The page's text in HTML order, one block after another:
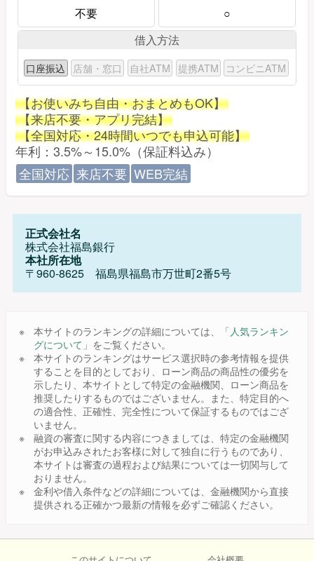
不要
○
借入方法
口座振込 店舗・窓口 自社ATM 提携ATM コンビニATM
【お使いみち自由・おまとめもOK】
【来店不要・アプリ完結】
【全国対応・24時間いつでも申込可能】
年利：3.5%～15.0%（保証料込み）
全国対応 来店不要 WEB完結
正式会社名
株式会社福島銀行
本社所在地
〒960-8625 福島県福島市万世町2番5号
本サイトのランキングの詳細については、「人気ランキン
グについて 」をご覧ください。
本サイトのランキングはサービス選択時の参考情報を提供
することを目的としており、ローン商品の商品性の優劣を
示したり、本サイトとして特定の金融機関、ローン商品を
推奨したりするものではございません。また、特定目的へ
の適合性、正確性、完全性について保証するものではござ
いません。
融資の審査に関する内容につきましては、特定の金融機関
がお申込みされたお客様に対して独自に行うものであり、
本サイトは審査の過程および結果については一切関与して
おりません。
金利や借入条件などの詳細については、金融機関から直接
提供される正確かつ最新の情報を必ずご確認ください。